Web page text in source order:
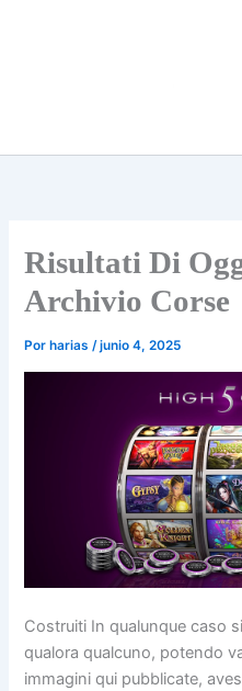
Risultati Di
Archivio Corse
Por harias/junio 4, 2025
Costruiti In qualunque caso
qualora qualcuno, potendo
immagini qui pubblicate,